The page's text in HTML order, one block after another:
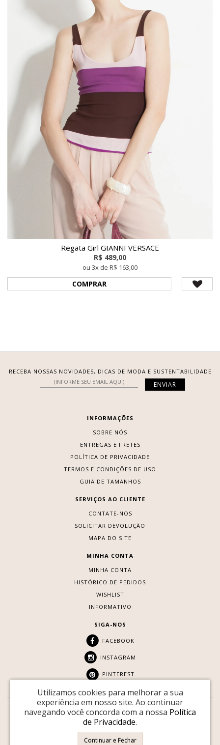
Regata Girl GIANNI VERSACE
R$ 489,00
ou 3x de R$ 163,00
COMPRAR
RECEBA NOSSAS NOVIDADES, DICAS DE MODA E SUSTENTABILIDADE
INFORMAÇÕES
SOBRE NÓS
ENTREGAS E FRETES
POLÍTICA DE PRIVACIDADE
TERMOS E CONDIÇÕES DE USO
GUIA DE TAMANHOS
SERVIÇOS AO CLIENTE
CONTATE-NOS
SOLICITAR DEVOLUÇÃO
MAPA DO SITE
MINHA CONTA
MINHA CONTA
HISTÓRICO DE PEDIDOS
WISHLIST
INFORMATIVO
SIGA-NOS
FACEBOOK
INSTAGRAM
PINTEREST
SITE SEGURO:
Youtopia © 2026 |Desenvolvido por
Youtopia Vintage - CNPJ: 34.915.308/0001-89
Utilizamos cookies para melhorar a sua
experiência em nosso site. Ao continuar
navegando você concorda com a nossa Política
de Privacidade.
Continuar e Fechar